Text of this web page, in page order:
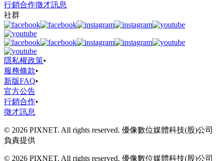
行銷合作徵才訊息
社群
隱私權政策•
服務條款•
新版FAQ•
官方公告
行銷合作•
徵才訊息
© 2026 PIXNET. All rights reserved. 優像數位媒體科技(股)公司
負責提供
© 2026 PIXNET. All rights reserved. 優像數位媒體科技(股)公司